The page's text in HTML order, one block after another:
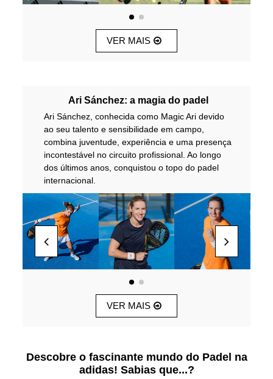
VER MAIS
Ari Sánchez: a magia do padel
Ari Sánchez, conhecida como Magic Ari devido
ao seu talento e sensibilidade em campo,
combina juventude, experiência e uma presença
incontestável no circuito profissional. Ao longo
dos últimos anos, conquistou o topo do padel
internacional.
VER MAIS
Descobre o fascinante mundo do Padel na
adidas! Sabias que...?